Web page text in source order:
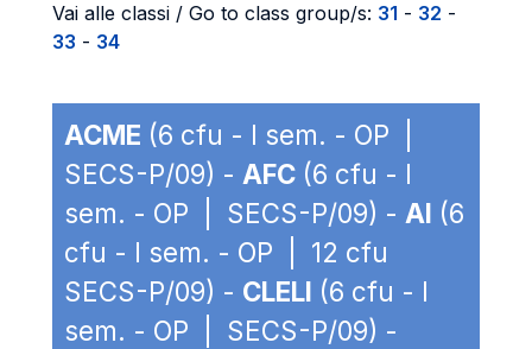
Vai alle classi / Go to class group/s: 31 - 32 -
33 - 34
ACME (6 cfu - I sem. - OP |
SECS-P/09) - AFC (6 cfu - I
sem. - OP | SECS-P/09) - AI (6
cfu - I sem. - OP | 12 cfu
SECS-P/09) - CLELI (6 cfu - I
sem. - OP | SECS-P/09) -